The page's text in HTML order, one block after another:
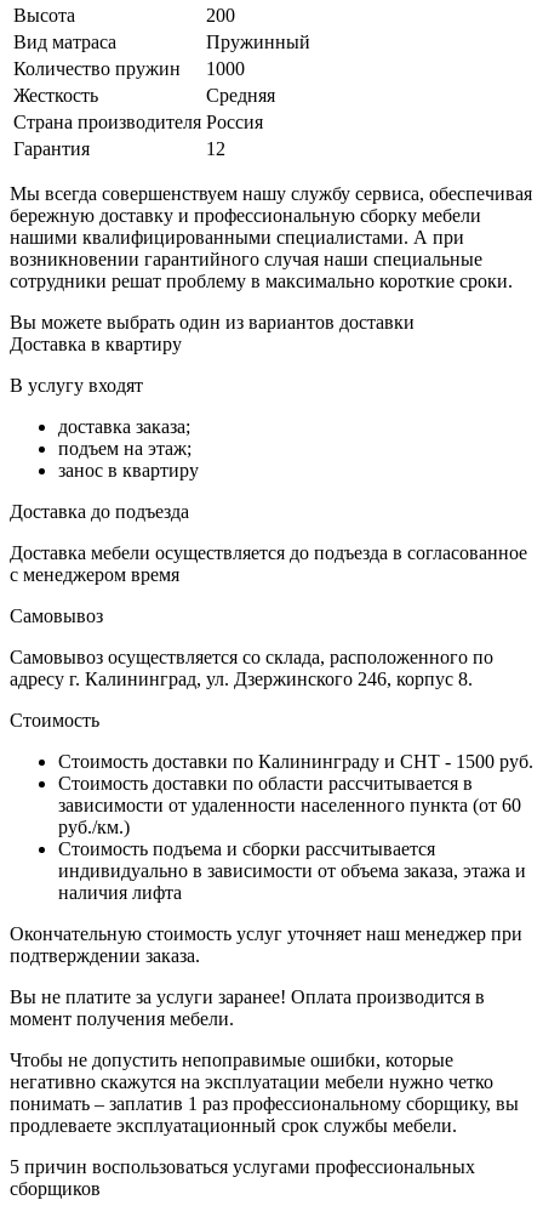
Высота
200
Вид матраса
Пружинный
Количество пружин
1000
Жесткость
Средняя
Страна производителя Россия
Гарантия
12
Мы всегда совершенствуем нашу службу сервиса, обеспечивая
бережную доставку и профессиональную сборку мебели
нашими квалифицированными специалистами. А при
возникновении гарантийного случая наши специальные
сотрудники решат проблему в максимально короткие сроки.
Вы можете выбрать один из вариантов доставки
Доставка в квартиру
В услугу входят
доставка заказа;
подъем на этаж;
занос в квартиру
Доставка до подъезда
Доставка мебели осуществляется до подъезда в согласованное
с менеджером время
Самовывоз
Самовывоз осуществляется со склада, расположенного по
адресу г. Калининград, ул. Дзержинского 246, корпус 8.
Стоимость
Стоимость доставки по Калининграду и СНТ - 1500 руб.
Стоимость доставки по области рассчитывается в
зависимости от удаленности населенного пункта (от 60
руб./км.)
Стоимость подъема и сборки рассчитывается
индивидуально в зависимости от объема заказа, этажа и
наличия лифта
Окончательную стоимость услуг уточняет наш менеджер при
подтверждении заказа.
Вы не платите за услуги заранее! Оплата производится в
момент получения мебели.
Чтобы не допустить непоправимые ошибки, которые
негативно скажутся на эксплуатации мебели нужно четко
понимать – заплатив 1 раз профессиональному сборщику, вы
продлеваете эксплуатационный срок службы мебели.
5 причин воспользоваться услугами профессиональных
сборщиков